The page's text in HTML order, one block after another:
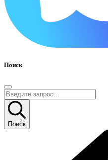
Поиск
Поиск